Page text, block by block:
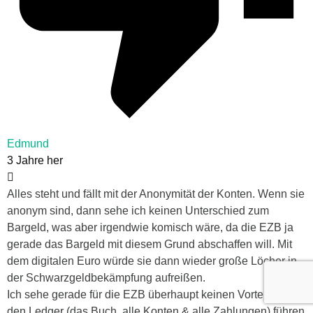
Edmund
3 Jahre her
Alles steht und fällt mit der Anonymität der Konten. Wenn sie
anonym sind, dann sehe ich keinen Unterschied zum
Bargeld, was aber irgendwie komisch wäre, da die EZB ja
gerade das Bargeld mit diesem Grund abschaffen will. Mit
dem digitalen Euro würde sie dann wieder große Löcher in
der Schwarzgeldbekämpfung aufreißen.
Ich sehe gerade für die EZB überhaupt keinen Vorteil, da sie